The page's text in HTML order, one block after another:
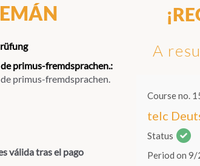
primus-fremdsprachen.:
primus-fremdsprachen.
válida tras el pago
A